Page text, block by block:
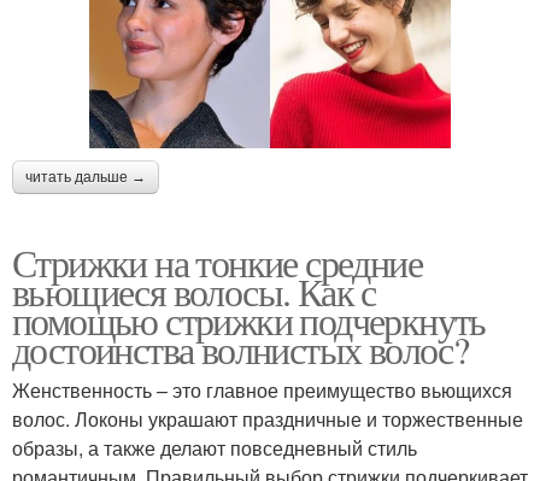
читать дальше →
Стрижки на тонкие средние
вьющиеся волосы. Как с
помощью стрижки подчеркнуть
достоинства волнистых волос?
Женственность – это главное преимущество вьющихся
волос. Локоны украшают праздничные и торжественные
образы, а также делают повседневный стиль